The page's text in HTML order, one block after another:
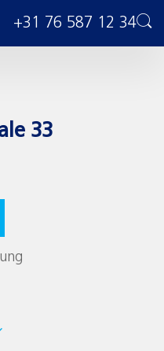
+31 76 587 12 34
33